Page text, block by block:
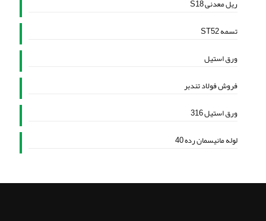
ریل معدنی S18
تسمه ST52
ورق استیل
فروش فولاد تندبر
ورق استیل 316
لوله مانیسمان رده 40